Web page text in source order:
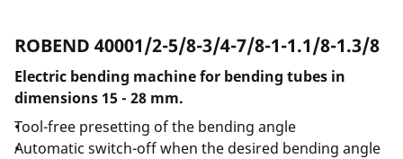
ROBEND 40001/2-5/8-3/4-7/8-1-1.1/8-1.3/8
Electric bending machine for bending tubes in
dimensions 15 - 28 mm.
Tool-free presetting of the bending angle
Automatic switch-off when the desired bending angle